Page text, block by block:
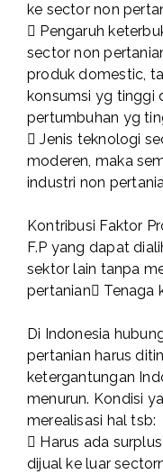
ke sector non
 Pengaruh
sector non
produk domestic,
konsumsi yg tinggi
pertumbuhan yg
 Jenis teknologi
moderen, maka
industri non
Kontribusi Faktor
F.P yang dapat
sektor lain tanpa
pertanian Tenaga
Di Indonesia
pertanian harus
ketergantungan
menurun. Kondisi
merealisasi hal tsb:
 Harus ada
dijual ke luar